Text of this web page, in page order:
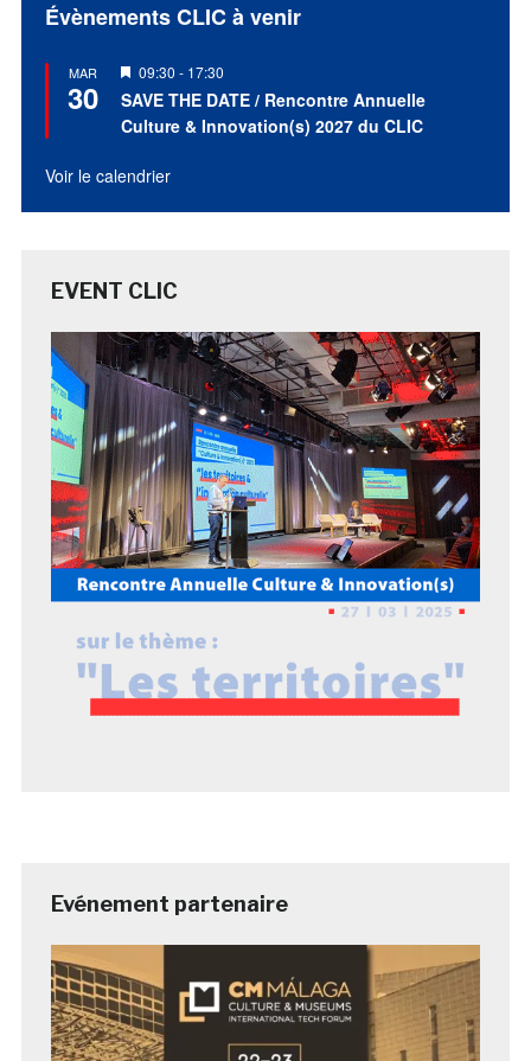
Évènements CLIC à venir
MAR
30
Mis
en
avant
09:30 - 17:30
SAVE THE DATE / Rencontre Annuelle
Culture & Innovation(s) 2027 du CLIC
Voir le calendrier
EVENT CLIC
Evénement partenaire